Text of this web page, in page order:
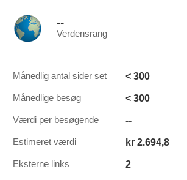
--
Verdensrang
Månedlig antal sider set < 300
Månedlige besøg < 300
Værdi per besøgende --
Estimeret værdi kr 2.694,8
Eksterne links 2